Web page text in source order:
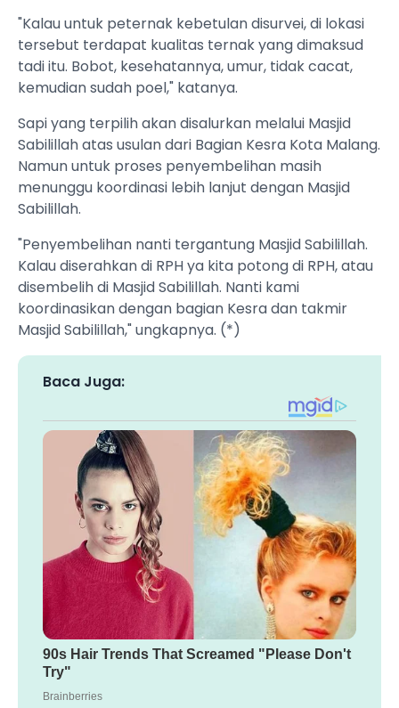
"Kalau untuk peternak kebetulan disurvei, di lokasi
tersebut terdapat kualitas ternak yang dimaksud
tadi itu. Bobot, kesehatannya, umur, tidak cacat,
kemudian sudah poel," katanya.
Sapi yang terpilih akan disalurkan melalui Masjid
Sabilillah atas usulan dari Bagian Kesra Kota Malang.
Namun untuk proses penyembelihan masih
menunggu koordinasi lebih lanjut dengan Masjid
Sabilillah.
"Penyembelihan nanti tergantung Masjid Sabilillah.
Kalau diserahkan di RPH ya kita potong di RPH, atau
disembelih di Masjid Sabilillah. Nanti kami
koordinasikan dengan bagian Kesra dan takmir
Masjid Sabilillah," ungkapnya. (*)
Baca Juga: